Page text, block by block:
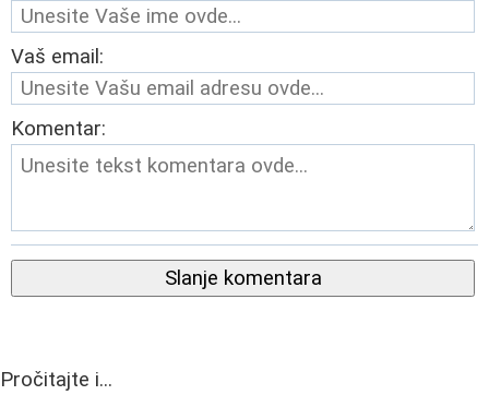
Vaš email:
Komentar:
Slanje komentara
Pročitajte i...